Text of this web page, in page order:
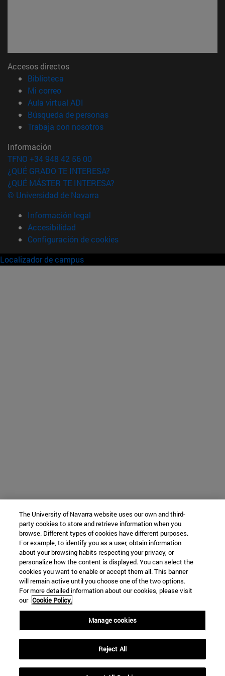
Accesos directos
Biblioteca
Mi correo(abre en nueva ventana)
Aula virtual ADI
Búsqueda de personas(abre en nueva ventana)
Trabaja con nosotros(abre en nueva ventana)
Información
TFNO +34 948 42 56 00
¿QUÉ GRADO TE INTERESA?
¿QUÉ MÁSTER TE INTERESA?
© Universidad de Navarra
Información legal
Accesibilidad
Configuración de cookies
Localizador de campus
The University of Navarra website uses our own and third-
party cookies to store and retrieve information when you
browse. Different types of cookies have different purposes.
For example, to identify you as a user, obtain information
about your browsing habits respecting your privacy, or
personalize how the content is displayed. You can select the
cookies you want to enable or accept them all. This banner
will remain active until you choose one of the two options.
For more detailed information about our cookies, please visit
our Cookie Policy.
Manage cookies
Reject All